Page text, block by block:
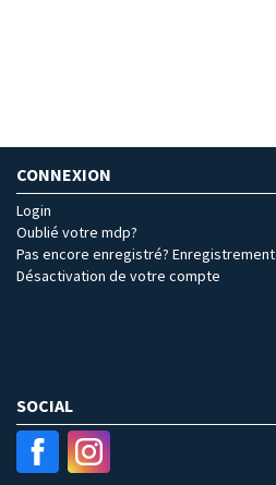
CONNEXION
Login
Oublié votre mdp?
Pas encore enregistré? Enregistrement
Désactivation de votre compte
SOCIAL